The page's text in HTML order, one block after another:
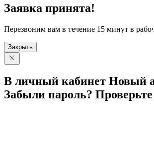
Заявка принята!
Перезвоним вам в течение 15 минут в
Закрыть
В личный кабинет Новый
Забыли пароль? Проверьте